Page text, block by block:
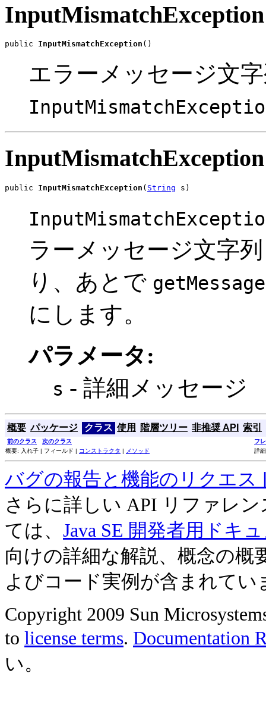
InputMismatchException
public InputMismatchException ()
エラーメッセージ文
InputMismatchException
public InputMismatchException ( String s)
ラーメッセージ文字
り、あとで getMessage
にします。
パラメータ:
s - 詳細メッセージ
概要 パッケージ クラス 使用 階層ツリー 非推奨 API 索引
前のクラス 次のクラス
フ
概要: 入れ子 | フィールド | コンストラクタ | メソッド 詳
バグの報告と機能のリクエス
さらに詳しい API リファレ
ては、 Java SE 開発者用ドキ
向けの詳細な解説、概念の概
よびコード実例が含まれてい
Copyright 2009 Sun
to license terms. Documentation
い。